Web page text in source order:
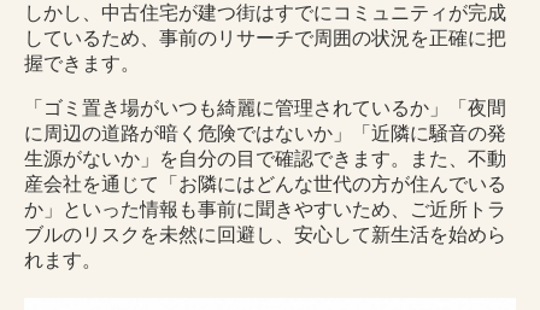
しかし、中古住宅が建つ街はすでにコミュニティが完成
しているため、事前のリサーチで周囲の状況を正確に把
握できます。
「ゴミ置き場がいつも綺麗に管理されているか」「夜間
に周辺の道路が暗く危険ではないか」「近隣に騒音の発
生源がないか」を自分の目で確認できます。また、不動
産会社を通じて「お隣にはどんな世代の方が住んでいる
か」といった情報も事前に聞きやすいため、ご近所トラ
ブルのリスクを未然に回避し、安心して新生活を始めら
れます。